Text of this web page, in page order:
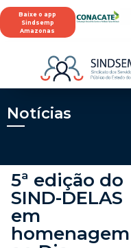
Baixe o app
Sindsemp
Amazonas
Notícias
5ª edição do
SIND-DELAS
em
homenagem